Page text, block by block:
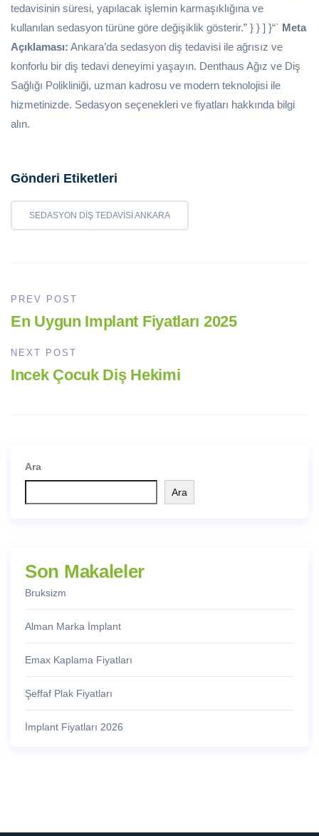
tedavisinin süresi, yapılacak işlemin karmaşıklığına ve
kullanılan sedasyon türüne göre değişiklik gösterir.” } } ] }“` Meta
Açıklaması: Ankara’da sedasyon diş tedavisi ile ağrısız ve
konforlu bir diş tedavi deneyimi yaşayın. Denthaus Ağız ve Diş
Sağlığı Polikliniği, uzman kadrosu ve modern teknolojisi ile
hizmetinizde. Sedasyon seçenekleri ve fiyatları hakkında bilgi
alın.
Gönderi Etiketleri
SEDASYON DIŞ TEDAVISI ANKARA
PREV POST
En Uygun Implant Fiyatları 2025
NEXT POST
Incek Çocuk Diş Hekimi
Ara
Ara
Son Makaleler
Bruksizm
Alman Marka İmplant
Emax Kaplama Fiyatları
Şeffaf Plak Fiyatları
İmplant Fiyatları 2026